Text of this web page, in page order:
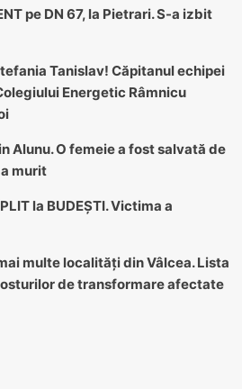
pe DN 67, la Pietrari. S-a izbit
Tanislav! Căpitanul echipei
Energetic Râmnicu
Alunu. O femeie a fost salvată de
murit
la BUDEȘTI. Victima a
multe localități din Vâlcea. Lista
de transformare afectate